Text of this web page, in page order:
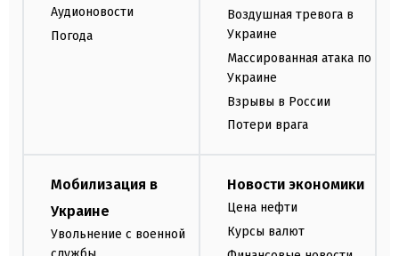
Аудионовости
Погода
Воздушная тревога в
Украине
Массированная атака по
Украине
Взрывы в России
Потери врага
Мобилизация в
Украине
Увольнение с военной
Новости экономики
Цена нефти
Курсы валют